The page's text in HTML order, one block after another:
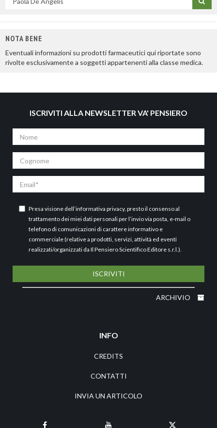
per
NOTA BENE
Eventuali informazioni su prodotti farmaceutici qui riportate sono
rivolte esclusivamente a soggetti appartenenti alla classe medica.
ISCRIVITI ALLA NEWSLETTER VA' PENSIERO
Presa visione dell’informativa privacy, presto il consenso al
trattamento dei miei dati personali per l’invio via posta, e-mail o
telefono di comunicazioni di carattere informativo e
commerciale (relative a prodotti, servizi, attività ed eventi
realizzati/organizzati da Il Pensiero Scientifico Editore s.r.l.).
ISCRIVITI
ARCHIVIO
INFO
CREDITS
CONTATTI
INVIA UN ARTICOLO